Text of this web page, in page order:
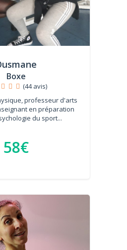
Boxe
(44 avis)
professeur d'arts
en préparation
du sport...
58€